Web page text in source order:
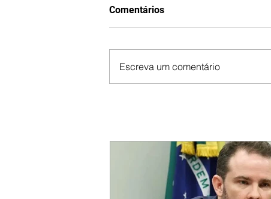
Comentários
Escreva um comentário